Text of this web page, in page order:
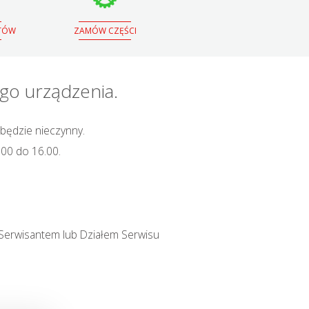
ZAMÓW CZĘŚCI
urządzenia.
nieczynny.
do 16.00.
lub Działem Serwisu